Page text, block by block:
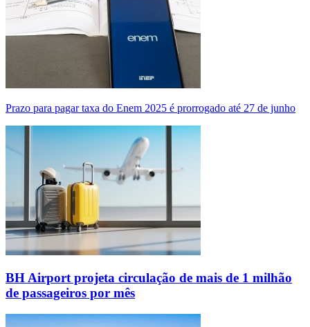
Prazo para pagar taxa do Enem 2025 é prorrogado até 27 de junho
BH Airport projeta circulação de mais de 1 milhão
de passageiros por mês